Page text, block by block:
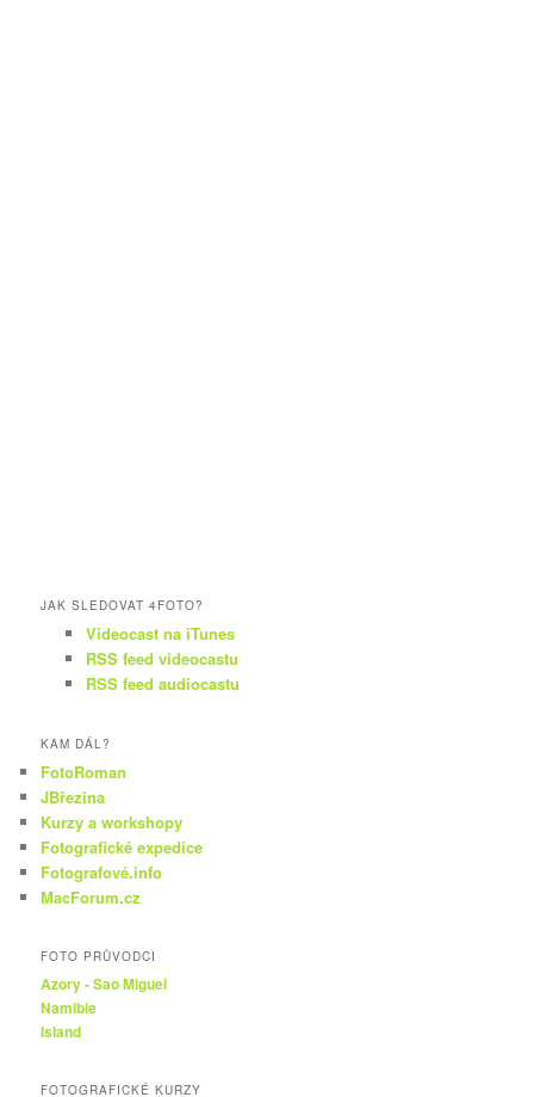
JAK SLEDOVAT 4FOTO?
Videocast na iTunes
RSS feed videocastu
RSS feed audiocastu
KAM DÁL?
FotoRoman
JBřezina
Kurzy a workshopy
Fotografické expedice
Fotografové.info
MacForum.cz
FOTO PRŮVODCI
Azory - Sao Miguel
Namibie
Island
FOTOGRAFICKÉ KURZY